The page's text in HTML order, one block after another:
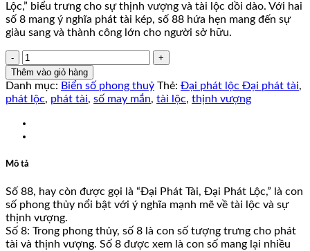
170.000.000 ₫.là:
165.000.000 ₫.
Lộc,” biểu trưng cho sự thịnh vượng và tài lộc dồi dào. Với hai
số 8 mang ý nghĩa phát tài kép, số 88 hứa hẹn mang đến sự
giàu sang và thành công lớn cho người sở hữu.
51K93688
số
lượng
Thêm vào giỏ hàng
Danh mục: Biển số phong thuỷ Thẻ: Đại phát lộc Đại phát tài,
phát lộc, phát tài, số may mắn, tài lộc, thịnh vượng
Mô tả
Số 88, hay còn được gọi là “Đại Phát Tài, Đại Phát Lộc,” là con
số phong thủy nổi bật với ý nghĩa mạnh mẽ về tài lộc và sự
thịnh vượng.
Số 8: Trong phong thủy, số 8 là con số tượng trưng cho phát
tài và thịnh vượng. Số 8 được xem là con số mang lại nhiều